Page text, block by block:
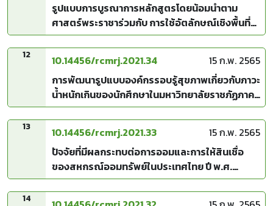
รูปแบบการบูรณาการหลักสูตรโดยน้อมนำตาม
ศาสตร์พระราชาร่วมกับ การใช้อัตลักษณ์เชิงพื้นที่
เพื่อเสริมสร้างการรู้เรื่องสิ่งแวดล้อมสำหรับ ผู้เรียน
ระดับการศึกษาขั้นพื้นฐาน
12 10.14456/rcmrj.2021.34
15 ก.พ. 2565
การพัฒนารูปแบบองค์กรรอบรู้สุขภาพเกี่ยวกับภาวะ
น้ำหนักเกินของนักศึกษาในมหาวิทยาลัยราชภัฏภาค
เหนือตอนบน
13 10.14456/rcmrj.2021.33
15 ก.พ. 2565
ปัจจัยที่มีผลกระทบต่อการออมและการให้สินเชื่อ
ของสหกรณ์ออมทรัพย์ในประเทศไทย ปี พ.ศ.
2550-2561
14